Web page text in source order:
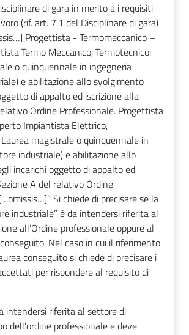
di gara in merito a i requisiti
(rif. art. 7.1 del Disciplinare di gara)
Progettista - Termomeccanico –
Termo Meccanico, Termotecnico:
o quinquennale in ingegneria
e abilitazione allo svolgimento
di appalto ed iscrizione alla
Ordine Professionale. Progettista
Impiantista Elettrico,
magistrale o quinquennale in
industriale) e abilitazione allo
incarichi oggetto di appalto ed
A del relativo Ordine
Si chiede di precisare se la
industriale” è da intendersi riferita al
all’Ordine professionale oppure al
Nel caso in cui il riferimento
conseguito si chiede di precisare i
per rispondere al requisito di
intendersi riferita al settore di
dell’ordine professionale e deve